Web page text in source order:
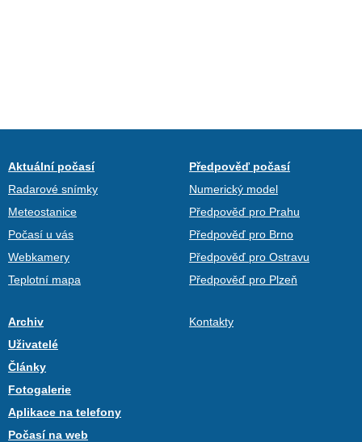
Aktuální počasí
Radarové snímky
Meteostanice
Počasí u vás
Webkamery
Teplotní mapa
Předpověď počasí
Numerický model
Předpověď pro Prahu
Předpověď pro Brno
Předpověď pro Ostravu
Předpověď pro Plzeň
Archiv
Uživatelé
Články
Fotogalerie
Aplikace na telefony
Počasí na web
Kontakty